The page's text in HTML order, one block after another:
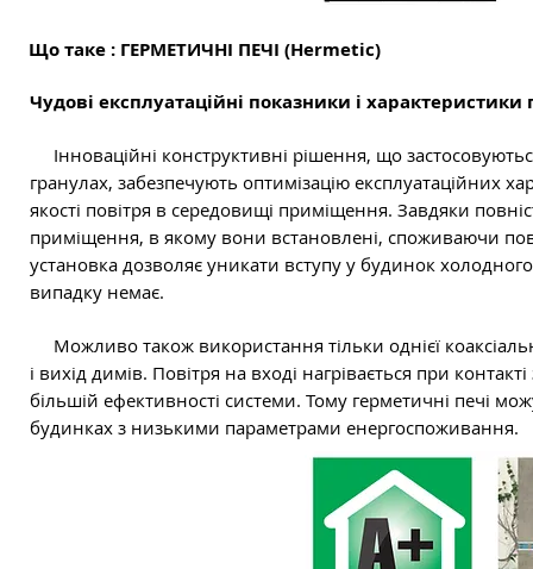
Що таке : ГЕРМЕТИЧНІ ПЕЧІ (Hermetic)
Чудові експлуатаційні показники і характеристики
Інноваційні конструктивні рішення, що
гранулах, забезпечують оптимізацію експлуатаційних
якості повітря в середовищі приміщення. Завдяки
приміщення, в якому вони встановлені, споживаючи
установка дозволяє уникати вступу у будинок
випадку немає.
Можливо також використання тільки однієї
і вихід димів. Повітря на вході нагрівається при
більшій ефективності системи. Тому герметичні печі
будинках з низькими параметрами енергоспоживання.